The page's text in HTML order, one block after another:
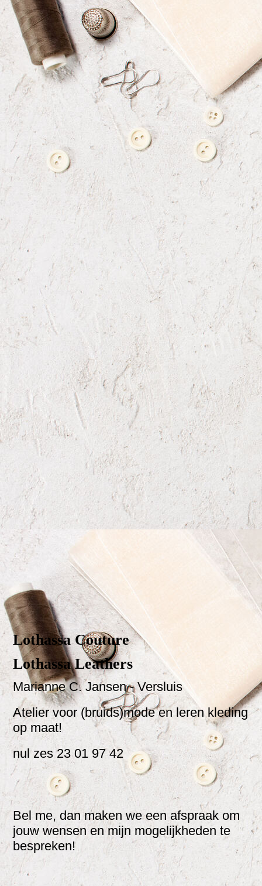
Lothassa Couture
Lothassa Leathers
Marianne C. Jansen - Versluis
Atelier voor (bruids)mode en leren kleding
op maat!
nul zes 23 01 97 42
Bel me, dan maken we een afspraak om
jouw wensen en mijn mogelijkheden te
bespreken!